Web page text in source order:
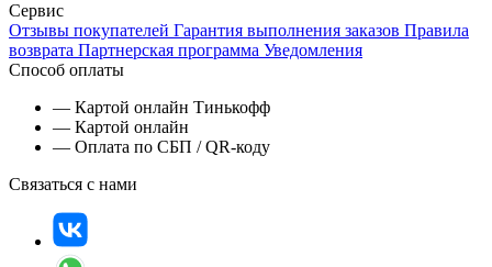
Сервис
Отзывы покупателей Гарантия выполнения заказов Правила
возврата Партнерская программа Уведомления
Способ оплаты
— Картой онлайн Тинькофф
— Картой онлайн
— Оплата по СБП / QR-коду
Связаться с нами